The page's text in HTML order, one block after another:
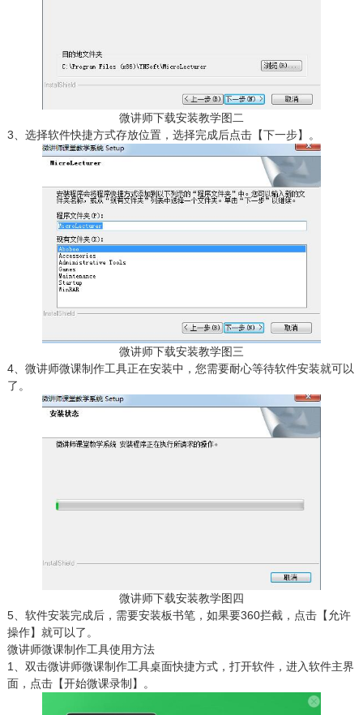
微讲师下载安装教学图二
3、选择软件快捷方式存放位置，选择完成后点击【下一步】。
微讲师下载安装教学图三
4、微讲师微课制作工具正在安装中，您需要耐心等待软件安装就可以
了。
微讲师下载安装教学图四
5、软件安装完成后，需要安装板书笔，如果要360拦截，点击【允许
操作】就可以了。
微讲师微课制作工具使用方法
1、双击微讲师微课制作工具桌面快捷方式，打开软件，进入软件主界
面，点击【开始微课录制】。